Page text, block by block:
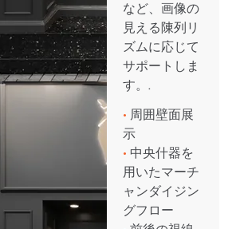
など、画像の
見える陳列リ
ズムに応じて
サポートしま
す。.
• 周囲壁面展
示
• 中央什器を
用いたマーチ
ャンダイジン
グフロー